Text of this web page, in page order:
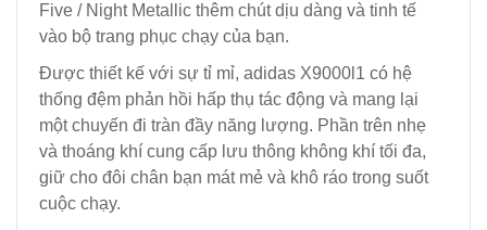
Five / Night Metallic thêm chút dịu dàng và tinh tế
vào bộ trang phục chạy của bạn.
Được thiết kế với sự tỉ mỉ, adidas X9000l1 có hệ
thống đệm phản hồi hấp thụ tác động và mang lại
một chuyến đi tràn đầy năng lượng. Phần trên nhẹ
và thoáng khí cung cấp lưu thông không khí tối đa,
giữ cho đôi chân bạn mát mẻ và khô ráo trong suốt
cuộc chạy.